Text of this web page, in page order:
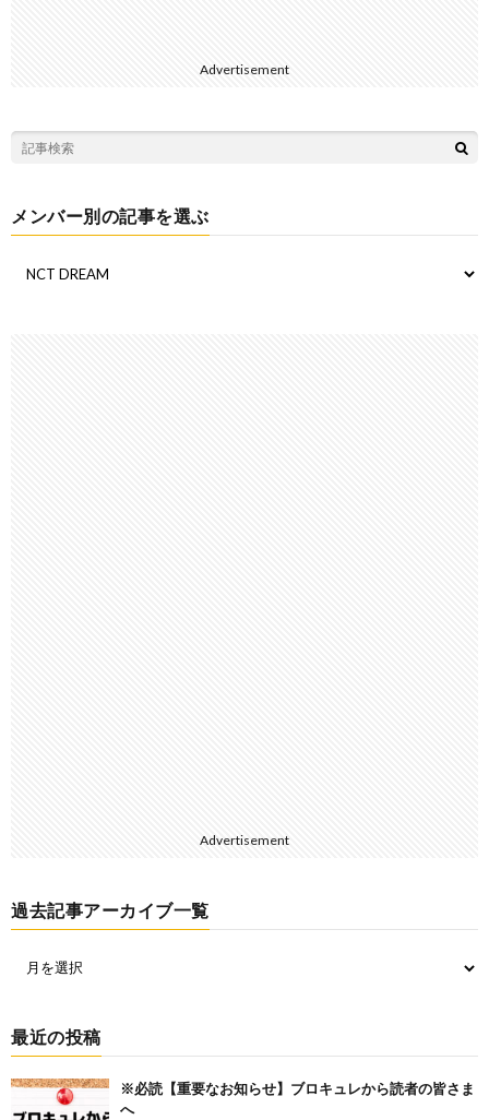
Advertisement
メンバー別の記事を選ぶ
Advertisement
過去記事アーカイブ一覧
最近の投稿
※必読【重要なお知らせ】ブロキュレから読者の皆さま
へ